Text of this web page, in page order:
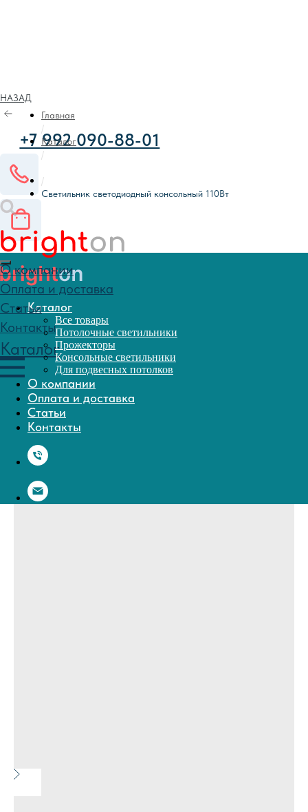
+7 992 090-88-01
О компании
Оплата и доставка
Статьи
Контакты
Каталог
НАЗАД
Главная
/
Каталог
/
/
Светильник светодиодный консольный 110Вт
Каталог
Все товары
Потолочные светильники
Прожекторы
Консольные светильники
Для подвесных потолков
О компании
Оплата и доставка
Статьи
Контакты